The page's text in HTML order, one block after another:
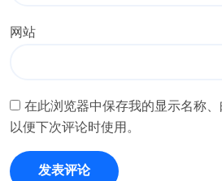
网站
在此浏览器中保存我的显示名称、
以便下次评论时使用。